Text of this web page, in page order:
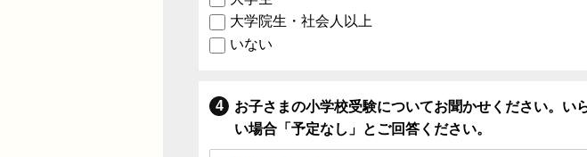
大学院生・社会人以上
いない
お子さまの小学校受験についてお聞かせください。い
い場合「予定なし」とご回答ください。